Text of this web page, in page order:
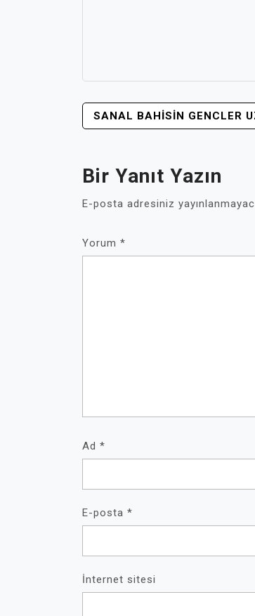
YAZI
GEZINMESI
SANAL BAHISIN GENCLER
Bir Yanıt Yazın
E-posta adresiniz
Yorum *
Ad *
E-posta *
İnternet sitesi